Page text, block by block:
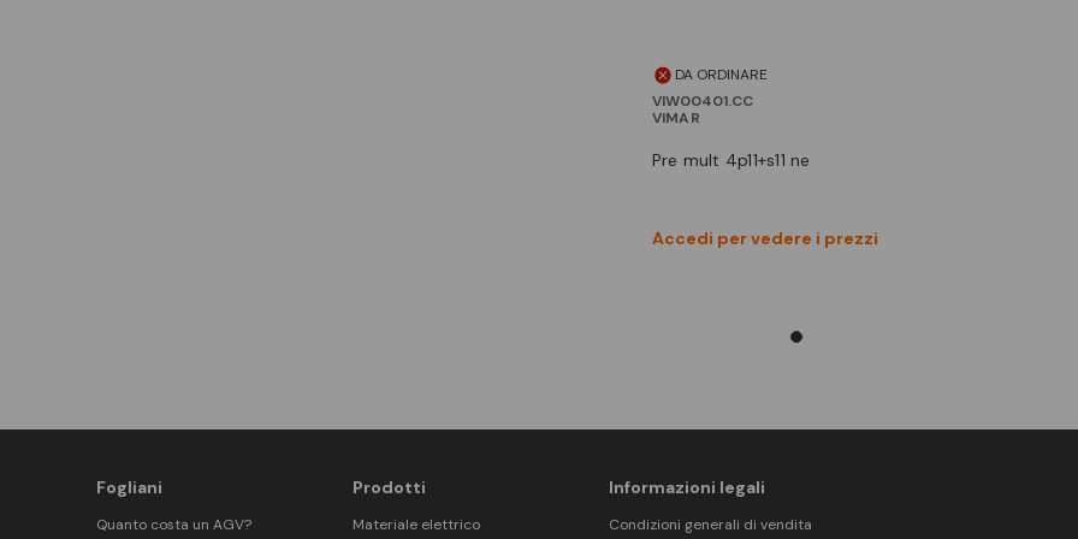
DA ORDINARE
VIW00401.CC
VIMAR
pre mult 4p11+s11 ne
Accedi per vedere i prezzi
Confronta
Fogliani
Quanto costa un AGV?
Prodotti
Materiale elettrico
Informazioni legali
Condizioni generali di vendita